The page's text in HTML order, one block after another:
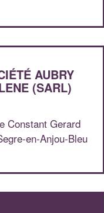
AUBRY
(SARL)
Constant Gerard
en-Anjou-Bleu